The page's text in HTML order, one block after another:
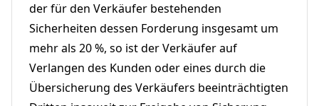
der für den Verkäufer bestehenden
Sicherheiten dessen Forderung insgesamt um
mehr als 20 %, so ist der Verkäufer auf
Verlangen des Kunden oder eines durch die
Übersicherung des Verkäufers beeinträchtigten